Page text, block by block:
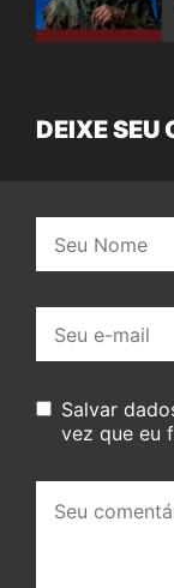
DEIXE SEU
mail:
Salvar
vez que eu
comentário: